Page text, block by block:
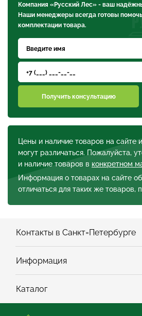
Цены и наличие товаров на сайте
могут различаться. Пожалуйста,
и наличие товаров в конкретном
Информация о товарах на сайте
отличаться для таких же товаров,
Компания «Русский Лес» - ваш
Наши менеджеры всегда готовы
комплектации товара.
Получить консультацию
Контакты в Санкт=Петербурге
Информация
Каталог